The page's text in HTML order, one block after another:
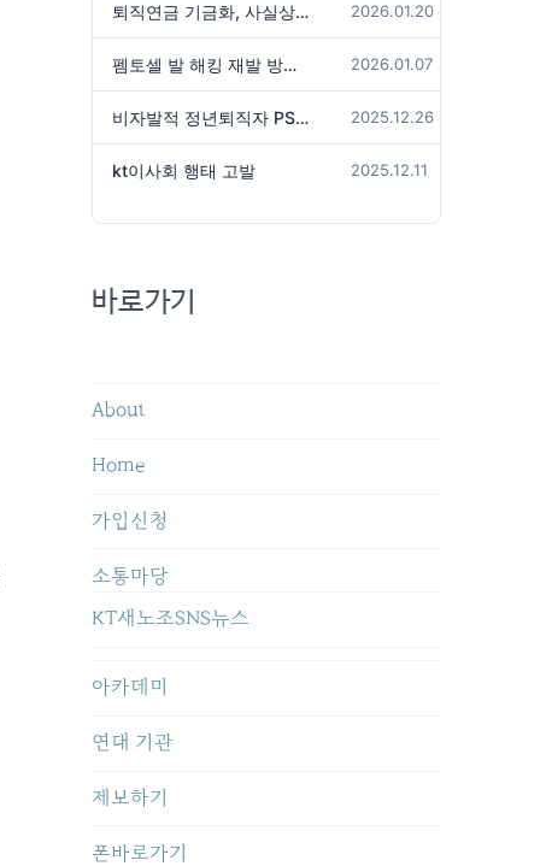
퇴직연금 기금화, 사실상 국가가 관리하겠다는 것인가? 2026.01.20
펨토셀 발 해킹 재발 방지 위해서는 2026.01.07
비자발적 정년퇴직자 PS성과급 미지급은 임금체불 아닌가? 2025.12.26
kt이사회 행태 고발 2025.12.11
바로가기
About
Home
가입신청
소통마당
KT새노조SNS뉴스
아카데미
연대 기관
제보하기
폰바로가기